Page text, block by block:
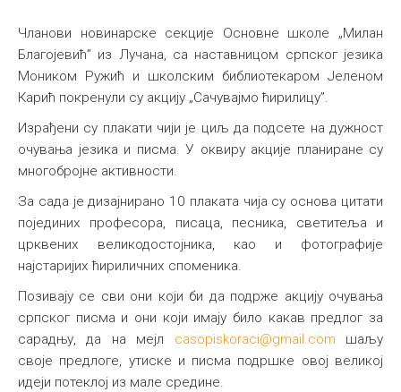
Чланови новинарске секције Основне школе „Милан
Благојевић” из Лучана, са наставницом српског језика
Моником Ружић и школским библиотекаром Јеленом
Карић покренули су акцију „Сачувајмо ћирилицу”.
Израђени су плакати чији је циљ да подсете на дужност
очувања језика и писма. У оквиру акције планиране су
многобројне активности.
За сада је дизајнирано 10 плаката чија су основа цитати
појединих професора, писаца, песника, светитеља и
црквених великодостојника, као и фотографије
најстаријих ћириличних споменика.
Позивају се сви они који би да подрже акцију очувања
српског писма и они који имају било какав предлог за
сарадњу, да на мејл casopiskoraci@gmail.com шаљу
своје предлоге, утиске и писма подршке овој великој
идеји потеклој из мале средине.